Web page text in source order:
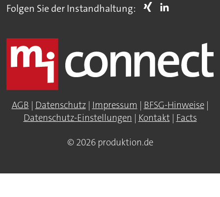
Folgen Sie der Instandhaltung:
AGB | Datenschutz| Impressum | BFSG-Hinweise|
Datenschutz-Einstellungen | Kontakt| Facts
© 2026 produktion.de